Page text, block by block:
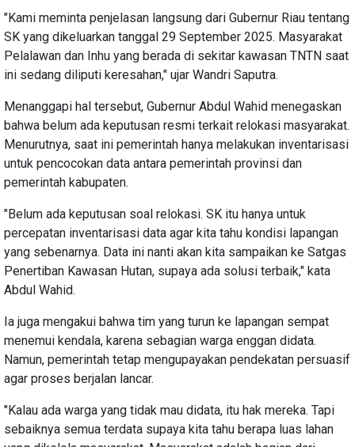
"Kami meminta penjelasan langsung dari Gubernur Riau tentang
SK yang dikeluarkan tanggal 29 September 2025. Masyarakat
Pelalawan dan Inhu yang berada di sekitar kawasan TNTN saat
ini sedang diliputi keresahan," ujar Wandri Saputra.
Menanggapi hal tersebut, Gubernur Abdul Wahid menegaskan
bahwa belum ada keputusan resmi terkait relokasi masyarakat.
Menurutnya, saat ini pemerintah hanya melakukan inventarisasi
untuk pencocokan data antara pemerintah provinsi dan
pemerintah kabupaten.
"Belum ada keputusan soal relokasi. SK itu hanya untuk
percepatan inventarisasi data agar kita tahu kondisi lapangan
yang sebenarnya. Data ini nanti akan kita sampaikan ke Satgas
Penertiban Kawasan Hutan, supaya ada solusi terbaik," kata
Abdul Wahid.
Ia juga mengakui bahwa tim yang turun ke lapangan sempat
menemui kendala, karena sebagian warga enggan didata.
Namun, pemerintah tetap mengupayakan pendekatan persuasif
agar proses berjalan lancar.
"Kalau ada warga yang tidak mau didata, itu hak mereka. Tapi
sebaiknya semua terdata supaya kita tahu berapa luas lahan